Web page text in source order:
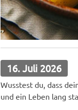
16. Juli 2026
Wusstest du, dass
und ein Leben lang